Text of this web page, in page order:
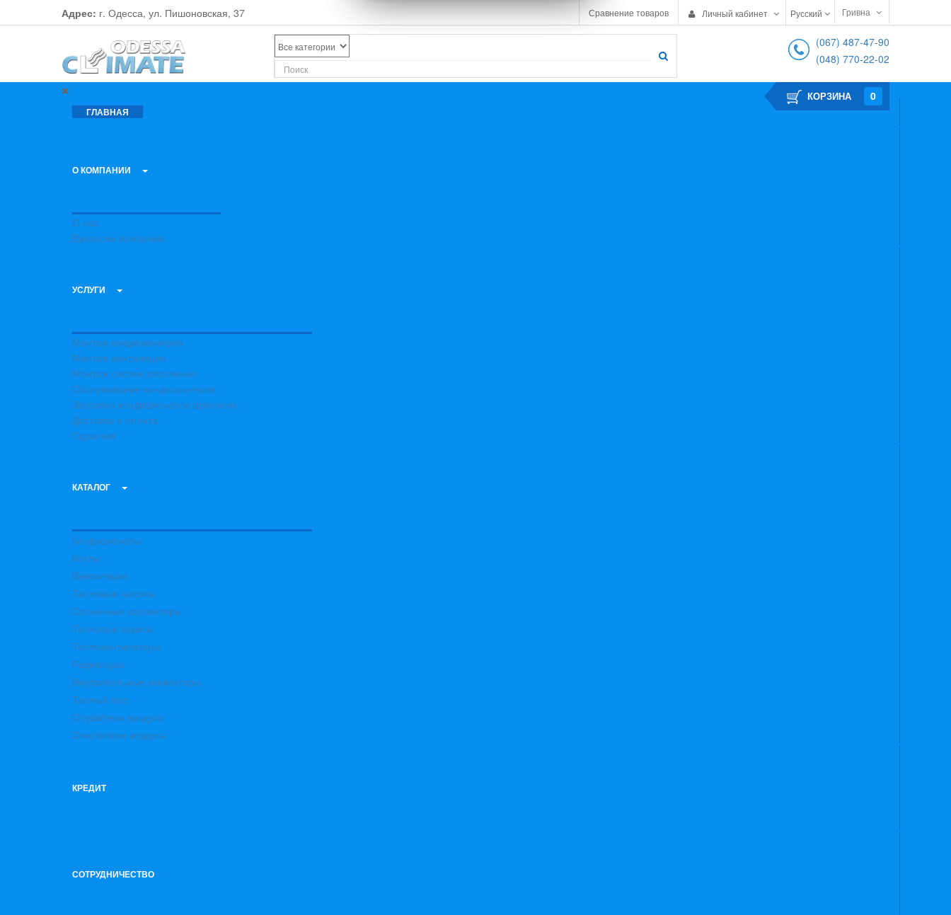
Адрес: г. Одесса, ул. Пишоновская, 37 Сравнение товаров Личный кабинет Гривна
Русский
(067) 487-47-90
(048) 770-22-02
ГЛАВНАЯ
О КОМПАНИИ
О нас
Вакансии компании
УСЛУГИ
Монтаж кондиционеров
Монтаж вентиляции
Монтаж систем отопления
Обслуживание кондиционеров
Заправка кондиционеров фреоном
Доставка и оплата
Гарантия
КАТАЛОГ
Кондиционеры
Котлы
Вентиляция
Тепловые насосы
Солнечные коллекторы
Тепловые завесы
Тепловентиляторы
Радиаторы
Внутрипольные конвекторы
Теплый пол
Осушители воздуха
Очистители воздуха
КРЕДИТ
СОТРУДНИЧЕСТВО
КОРЗИНА 0